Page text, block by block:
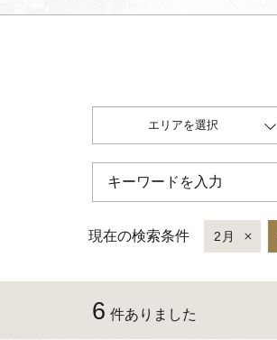
エリアを選択
現在の検索条件 2月
6 件ありました